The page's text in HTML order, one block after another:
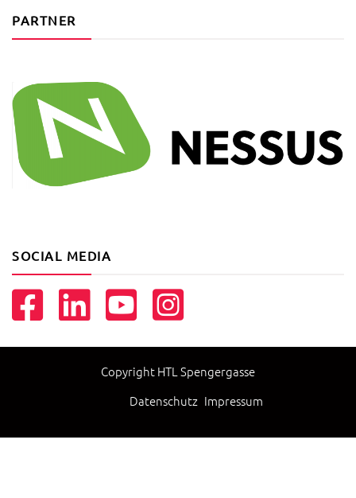
PARTNER
SOCIAL MEDIA
Copyright HTL Spengergasse
Datenschutz Impressum